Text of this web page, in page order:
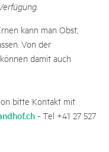
kann man Obst,
Von der
damit auch
bitte Kontakt mit
- Tel +41 27 527